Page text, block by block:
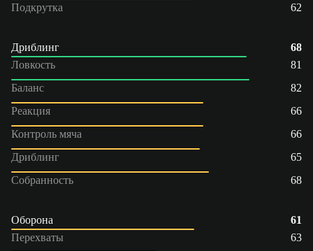
Подкрутка
62
Дриблинг
68
Ловкость
81
Баланс
82
Реакция
66
Контроль мяча
66
Дриблинг
65
Собранность
68
Оборона
61
Перехваты
63